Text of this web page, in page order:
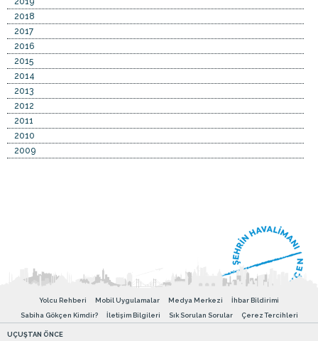
2018
2017
2016
2015
2014
2013
2012
2011
2010
2009
Yolcu Rehberi Mobil Uygulamalar Medya Merkezi
İhbar Bildirimi
Sabiha Gökçen Kimdir?
İletişim Bilgileri Sık Sorulan Sorular Çerez Tercihleri
UÇUŞTAN ÖNCE